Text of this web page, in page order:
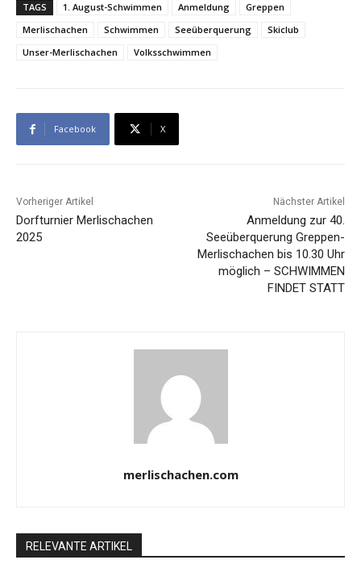
TAGS 1. August-Schwimmen Anmeldung
Greppen
Merlischachen
Schwimmen Seeüberquerung
Skiclub
Unser-Merlischachen
Volksschwimmen
Facebook X
Vorheriger Artikel
Dorfturnier Merlischachen
2025
Nächster Artikel
Anmeldung zur 40.
Seeüberquerung Greppen-
Merlischachen bis 10.30 Uhr
möglich – SCHWIMMEN
FINDET STATT
merlischachen.com
RELEVANTE ARTIKEL